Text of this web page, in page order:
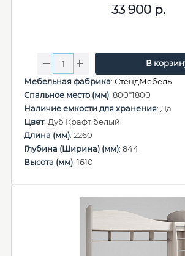
33 900 р.
В
Мебельная фабрика: СтендМебель
Спальное место (мм): 800*1800
Наличие емкости для хранения: Да
Цвет: Дуб Крафт белый
Длина (мм): 2260
Глубина (Ширина) (мм): 844
Высота (мм): 1610